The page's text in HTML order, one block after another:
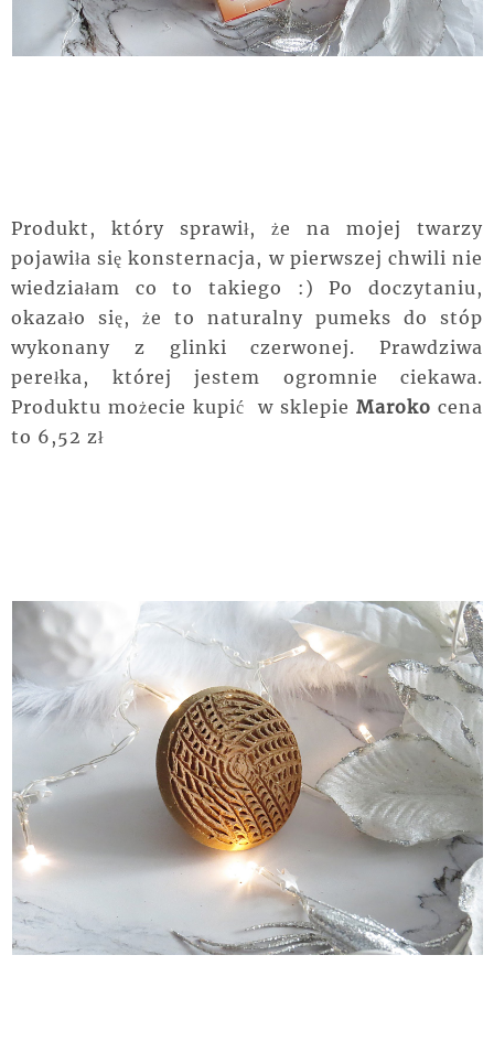
Produkt, który sprawił, że na mojej twarzy
pojawiła się konsternacja, w pierwszej chwili nie
wiedziałam co to takiego :) Po doczytaniu,
okazało się, że to naturalny pumeks do stóp
wykonany z glinki czerwonej. Prawdziwa
perełka, której jestem ogromnie ciekawa.
Produktu możecie kupić w sklepie Maroko cena
to 6,52 zł